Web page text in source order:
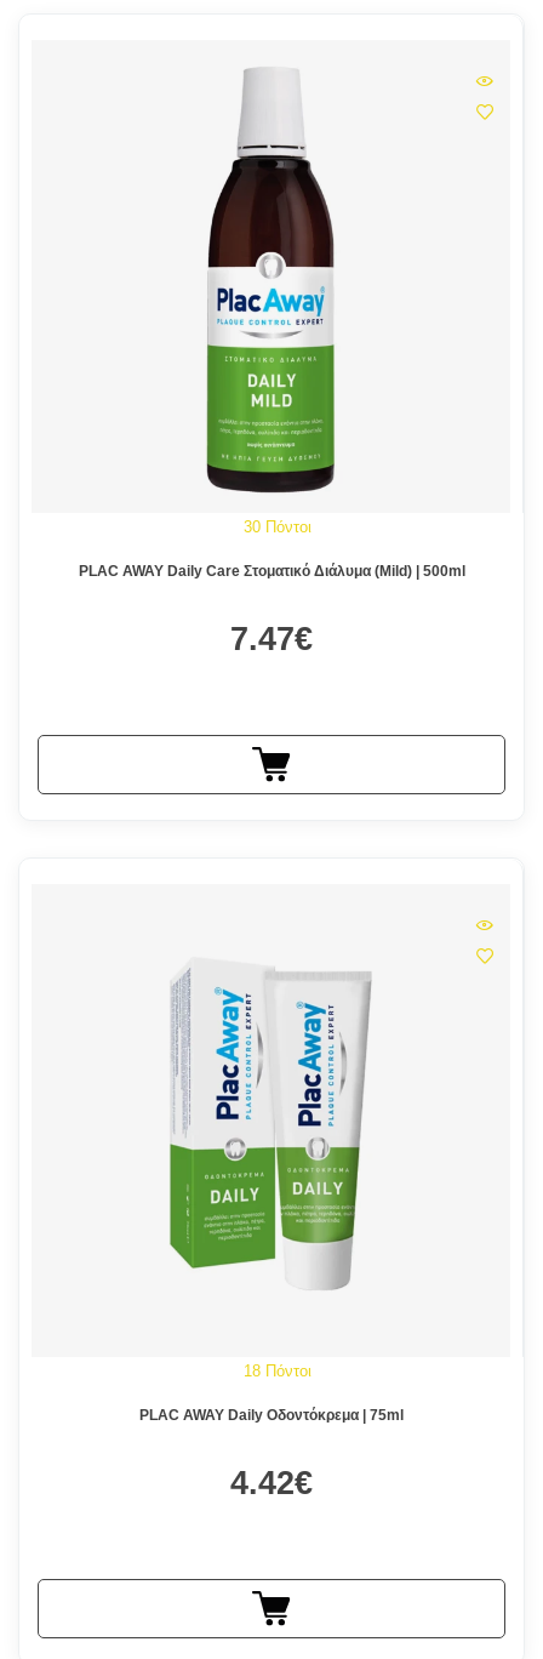
30 Πόντοι
PLAC AWAY Daily Care Στοματικό Διάλυμα (Mild) | 500ml
7.47€
18 Πόντοι
PLAC AWAY Daily Οδοντόκρεμα | 75ml
4.42€